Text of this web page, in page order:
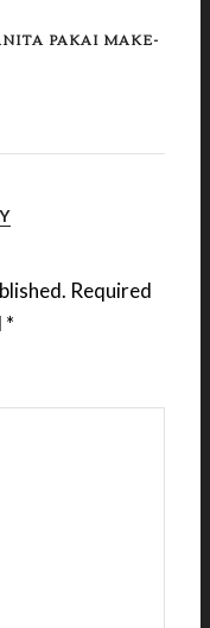
PAKAI MAKE-
Required
*